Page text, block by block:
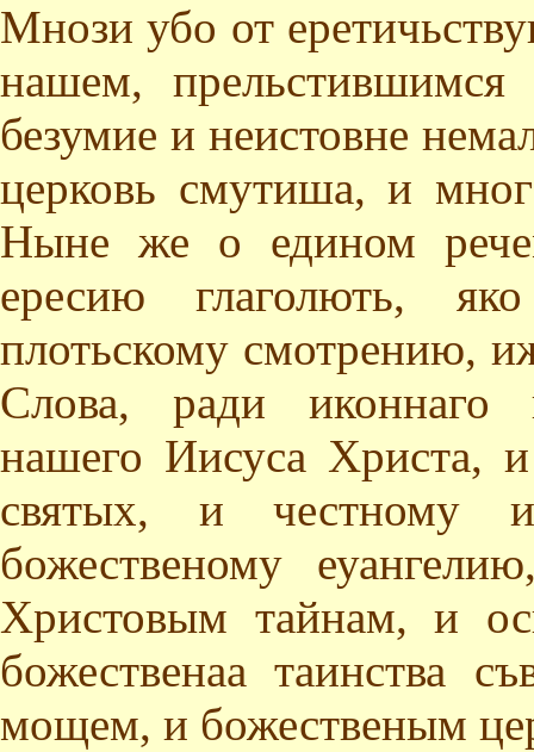
Мнози убо от
нашем, прельстившимся
безумие и неистовне
церковь смутиша, и
Ныне же о едином
ересию глаголють,
плотьскому смотрению,
Слова, ради иконнаго
нашего Иисуса Христа,
святых, и честному
божественому
Христовым тайнам, и
божественаа таинства
мощем, и божественым